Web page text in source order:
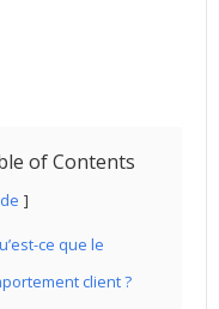
of Contents
ce que le
client ?